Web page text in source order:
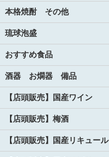
本格焼酎 その他
琉球泡盛
おすすめ食品
酒器 お燗器 備品
【店頭販売】国産ワイン
【店頭販売】梅酒
【店頭販売】国産リキュール